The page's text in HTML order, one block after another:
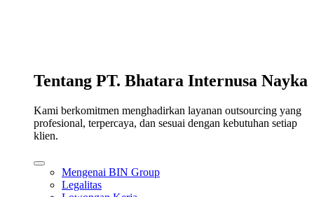
Tentang PT. Bhatara Internusa Nayka
Kami berkomitmen menghadirkan layanan outsourcing yang
profesional, terpercaya, dan sesuai dengan kebutuhan setiap
klien.
Mengenai BIN Group
Legalitas